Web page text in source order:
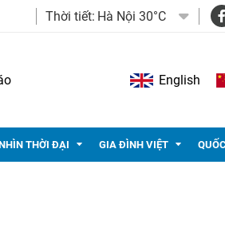
Thời tiết: Hà Nội 30°C
English
THỜI ĐẠI GIA ĐÌNH VIỆT